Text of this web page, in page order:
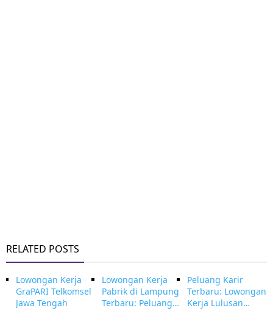
RELATED POSTS
Lowongan Kerja
GraPARI Telkomsel
Jawa Tengah
Lowongan Kerja
Pabrik di Lampung
Terbaru: Peluang
Peluang Karir
Terbaru: Lowongan
Kerja Lulusan